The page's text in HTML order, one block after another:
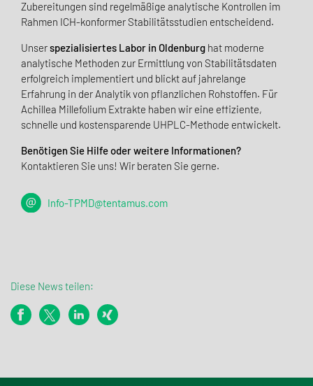
Zubereitungen sind regelmäßige analytische Kontrollen im
Rahmen ICH-konformer Stabilitätsstudien entscheidend.
Unserspezialisiertes Labor in Oldenburg hat moderne
analytische Methoden zur Ermittlung von Stabilitätsdaten
erfolgreich implementiert und blickt auf jahrelange
Erfahrung in der Analytik von pflanzlichen Rohstoffen. Für
Achillea Millefolium Extrakte haben wir eine effiziente,
schnelle und kostensparende UHPLC-Methode entwickelt.
Benötigen Sie Hilfe oder weitere Informationen?
Kontaktieren Sie uns! Wir beraten Sie gerne.
Info-TPMD@tentamus.com
Diese News teilen: